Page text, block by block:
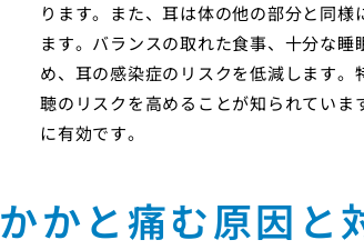
ります。また、耳は体の他の部分と同
ます。バランスの取れた食事、十分な
め、耳の感染症のリスクを低減します
聴のリスクを高めることが知られてい
に有効です。
かかと痛む原因と